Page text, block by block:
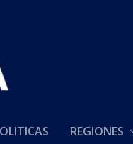
REGIONES